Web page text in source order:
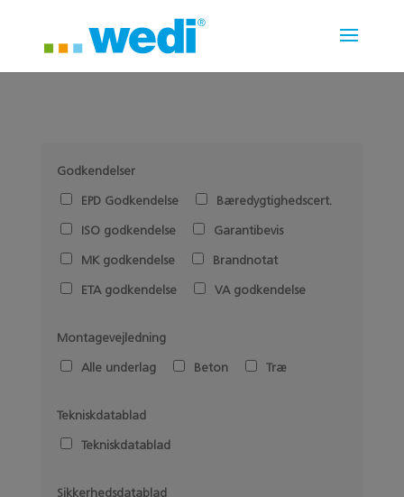
Godkendelser
All
EPD Godkendelse
Bæredygtighedscert.
ISO godkendelse
Garantibevis
MK godkendelse
Brandnotat
ETA godkendelse
VA godkendelse
Montagevejledning
All
Alle underlag Beton Træ
Tekniskdatablad
All
Tekniskdatablad
Sikkerhedsdatablad